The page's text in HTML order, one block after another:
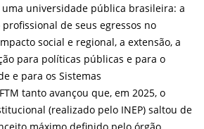
universidade pública brasileira: a
de seus egressos no
social e regional, a extensão, a
para políticas públicas e para o
e para os Sistemas
tanto avançou que, em 2025, o
(realizado pelo INEP) saltou de